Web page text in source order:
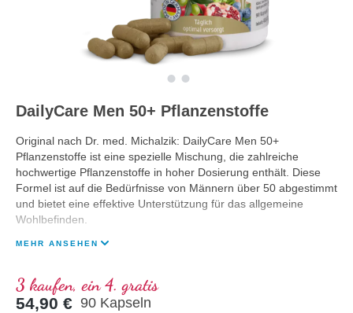
DailyCare Men 50+ Pflanzenstoffe
Original nach Dr. med. Michalzik: DailyCare Men 50+
Pflanzenstoffe ist eine spezielle Mischung, die zahlreiche
hochwertige Pflanzenstoffe in hoher Dosierung enthält. Diese
Formel ist auf die Bedürfnisse von Männern über 50 abgestimmt
und bietet eine effektive Unterstützung für das allgemeine
Wohlbefinden.
MEHR ANSEHEN
3 kaufen, ein 4. gratis
54,90 € 90 Kapseln